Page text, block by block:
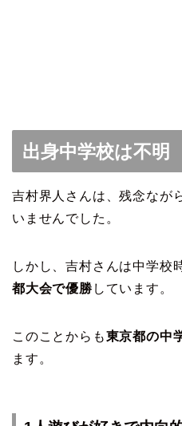
出身中学校は不明
吉村界人さんは、残念なが
いませんでした。
しかし、吉村さんは中学校
都大会で優勝 しています。
このことからも東京都の中
ます。